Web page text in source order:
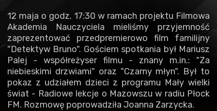
12 maja o godz. 17:30 w ramach projektu Filmowa
Akademia Nauczyciela mieliśmy przyjemność
zaprezentować przedpremierowo film familijny
"Detektyw Bruno". Gościem spotkania był Mariusz
Palej - współreżyser filmu - znany m.in.: "Za
niebieskimi drzwiami" oraz "Czarny młyn". Był to
pokaz z udziałem dzieci z programu Mały wielki
świat - Radiowe lekcje o Mazowszu w radiu Płock
FM. Rozmowę poprowadziła Joanna Zarzycka.